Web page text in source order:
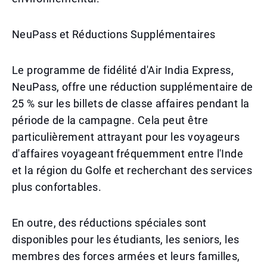
NeuPass et Réductions Supplémentaires
Le programme de fidélité d'Air India Express,
NeuPass, offre une réduction supplémentaire de
25 % sur les billets de classe affaires pendant la
période de la campagne. Cela peut être
particulièrement attrayant pour les voyageurs
d'affaires voyageant fréquemment entre l'Inde
et la région du Golfe et recherchant des services
plus confortables.
En outre, des réductions spéciales sont
disponibles pour les étudiants, les seniors, les
membres des forces armées et leurs familles,